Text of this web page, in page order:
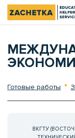
Готовые работы
ВКГТУ